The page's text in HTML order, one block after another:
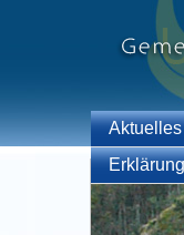
Aktuelles